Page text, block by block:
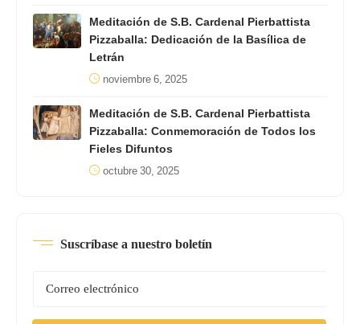
Meditación de S.B. Cardenal Pierbattista
Pizzaballa: Dedicación de la Basílica de
Letrán
noviembre 6, 2025
Meditación de S.B. Cardenal Pierbattista
Pizzaballa: Conmemoración de Todos los
Fieles Difuntos
octubre 30, 2025
Suscríbase a nuestro boletín